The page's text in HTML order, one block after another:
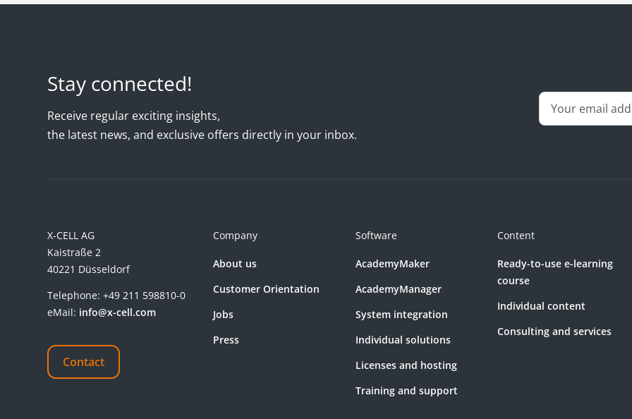
Stay connected!
Receive regular exciting insights,
the latest news, and exclusive offers directly in your inbox.
X-CELL AG
Kaistraße 2
40221 Düsseldorf
Telephone:+49 211 598810-0
eMail: info@x-cell.com
Contact
Company
About us
Customer Orientation
Jobs
Press
Software
AcademyMaker
AcademyManager
System integration
Individual solutions
Licenses and hosting
Training and support
Content
Ready-to-use e-learning
course
Individual content
Consulting and services